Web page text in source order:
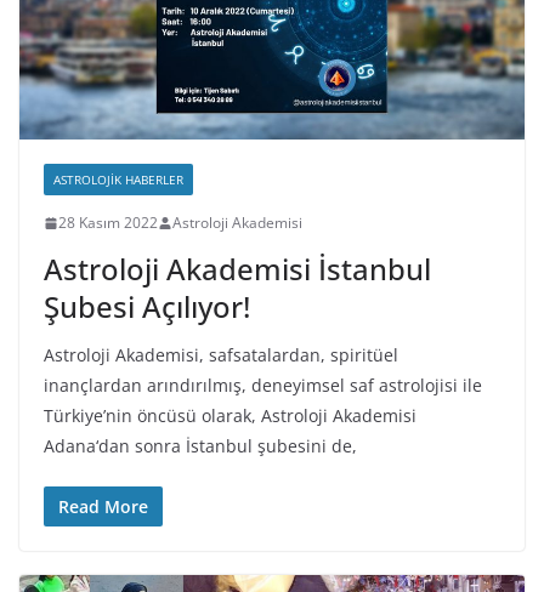
ASTROLOJIK HABERLER
28 Kasım 2022 Astroloji Akademisi
Astroloji Akademisi İstanbul
Şubesi Açılıyor!
Astroloji Akademisi, safsatalardan, spiritüel
inançlardan arındırılmış, deneyimsel saf astrolojisi ile
Türkiye’nin öncüsü olarak, Astroloji Akademisi
Adana‘dan sonra İstanbul şubesini de,
Read More